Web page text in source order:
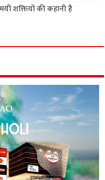
शक्तियों की कहानी है